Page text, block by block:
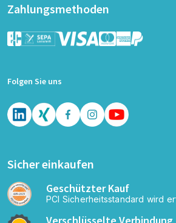
Zahlungsmethoden
Folgen Sie uns
Sicher einkaufen
Geschützter Kauf
PCI Sicherheitsstandard wird
Verschlüsselte Verbindung